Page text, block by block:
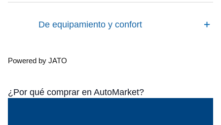
De equipamiento y confort
Powered by JATO
¿Por qué comprar en AutoMarket?